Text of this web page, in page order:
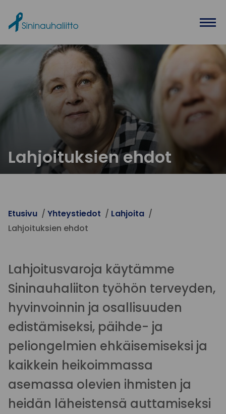
Lahjoituksien ehdot
Etusivu Yhteystiedot
Lahjoita
Lahjoituksien ehdot
Lahjoitusvaroja käytämme
Sininauhaliiton työhön terveyden,
hyvinvoinnin ja osallisuuden
edistämiseksi, päihde- ja
peliongelmien ehkäisemiseksi ja
kaikkein heikoimmassa
asemassa olevien ihmisten ja
heidän läheistensä auttamiseksi